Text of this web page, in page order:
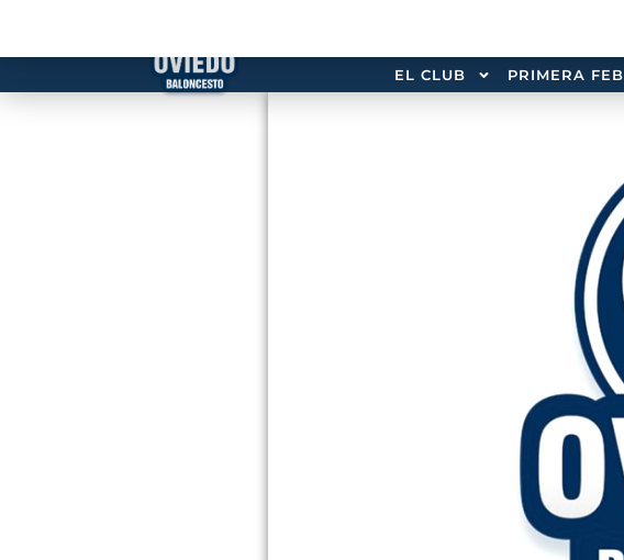
EL CLUB PRIMERA FEB